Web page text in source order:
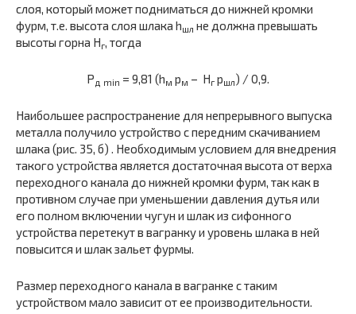
слоя, который может подниматься до нижней кромки
фурм, т.е. высота слоя шлака hшл не должна превышать
высоты горна Hг, тогда
Pд min = 9,81 (hм pм – Hг ршл) / 0,9.
Наибольшее распространение для непрерывного выпуска
металла получило устройство с передним скачиванием
шлака (рис. 35, б) . Необходимым условием для внедрения
такого устройства является достаточная высота от верха
переходного канала до нижней кромки фурм, так как в
противном случае при уменьшении давления дутья или
его полном включении чугун и шлак из сифонного
устройства перетекут в вагранку и уровень шлака в ней
повысится и шлак зальет фурмы.
Размер переходного канала в вагранке с таким
устройством мало зависит от ее производительности.